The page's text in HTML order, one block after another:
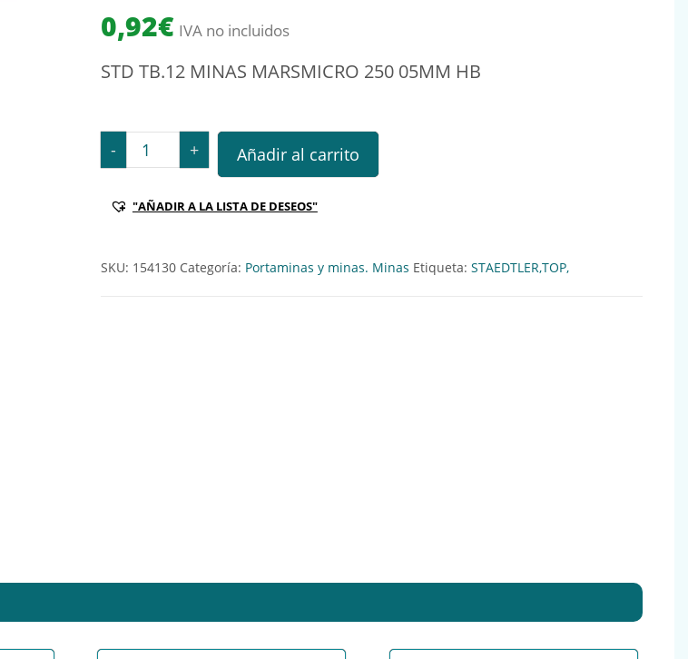
0,92€ IVA no incluidos
STD TB.12 MINAS MARSMICRO 250 05MM HB
- STD TB.12 MINAS MARSMICRO 250 05MM HB Ref.: 154130 cantidad
+ Añadir al carrito
"AÑADIR A LA LISTA DE DESEOS"
SKU: 154130 Categoría: Portaminas y minas. Minas Etiqueta: STAEDTLER,TOP,